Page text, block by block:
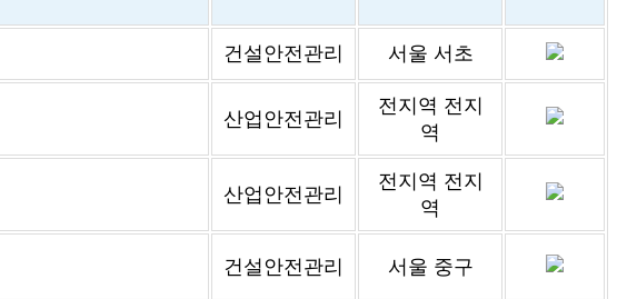
건설안전관리 서울 서초
산업안전관리
전지역 전지
역
산업안전관리
전지역 전지
역
건설안전관리 서울 중구